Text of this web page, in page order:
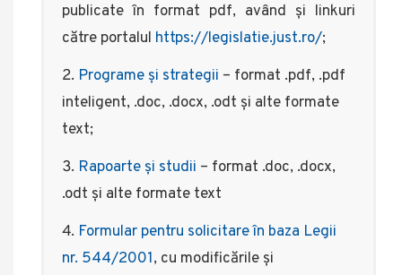
publicate în format pdf, având şi linkuri
către portalul https://legislatie.just.ro/;
Programe şi strategii – format .pdf, .pdf
inteligent, .doc, .docx, .odt şi alte formate
text;
Rapoarte şi studii – format .doc, .docx,
.odt şi alte formate text
Formular pentru solicitare în baza Legii
nr. 544/2001, cu modificările şi